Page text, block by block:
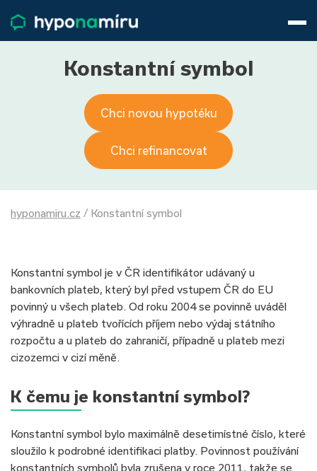
Životní pojištění
Pojištění nemovitosti
O nás
800 688 388
Přihlásit
Konstantní symbol
Chci novou hypotéku
Chci refinancovat
hyponamiru.cz / Konstantní symbol
Konstantní symbol je v ČR identifikátor udávaný u
bankovních plateb, který byl před vstupem ČR do EU
povinný u všech plateb. Od roku 2004 se povinně uváděl
výhradně u plateb tvořících příjem nebo výdaj státního
rozpočtu a u plateb do zahraničí, případně u plateb mezi
cizozemci v cizí měně.
K čemu je konstantní symbol?
Konstantní symbol bylo maximálně desetimístné číslo, které
sloužilo k podrobné identifikaci platby. Povinnost používání
konstantních symbolů byla zrušena v roce 2011, takže se